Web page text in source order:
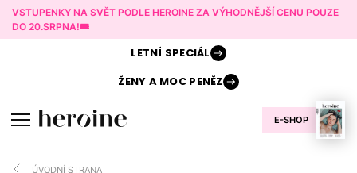
VSTUPENKY NA SVĚT PODLE HEROINE ZA VÝHODNĚJŠÍ CENU POUZE
DO 20.SRPNA!🎟️
E-SHOP
LETNÍ SPECIÁL
ŽENY AMOC PENĚZ
ÚVODNÍ STRANA